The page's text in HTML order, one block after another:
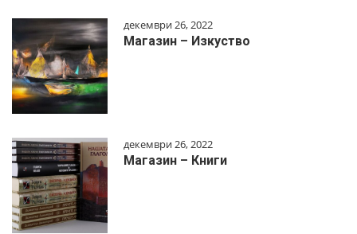
декември 26, 2022
Магазин – Изкуство
декември 26, 2022
Магазин – Книги